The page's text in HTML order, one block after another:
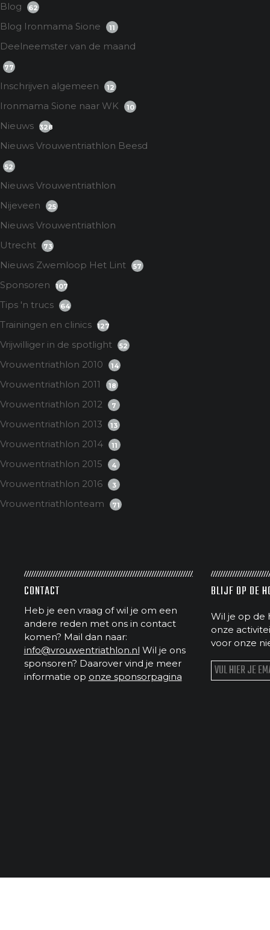
Blog 62
Blog Ironmama Sione 11
Deelneemster van de maand
77
Inschrijven algemeen 12
Ironmama Sione naar WK 10
Nieuws 328
Nieuws Vrouwentriathlon Beesd
52
Nieuws Vrouwentriathlon
Nijeveen
25
Nieuws Vrouwentriathlon
Utrecht
73
Nieuws Zwemloop Het Lint 57
Sponsoren 107
Tips 'n trucs 64
Trainingen en clinics 127
Vrijwilliger in de spotlight 52
Vrouwentriathlon 2010 14
Vrouwentriathlon 2011 18
Vrouwentriathlon 2012 7
Vrouwentriathlon 2013 13
Vrouwentriathlon 2014 11
Vrouwentriathlon 2015 4
Vrouwentriathlon 2016 3
Vrouwentriathlonteam 71
CONTACT
Heb je een vraag of wil je om een
andere reden met ons in contact
komen? Mail dan naar:
info@vrouwentriathlon.nl Wil je ons
sponsoren? Daarover vind je meer
informatie op onze sponsorpagina
BLIJF OP DE
Wil je op de
onze
voor onze